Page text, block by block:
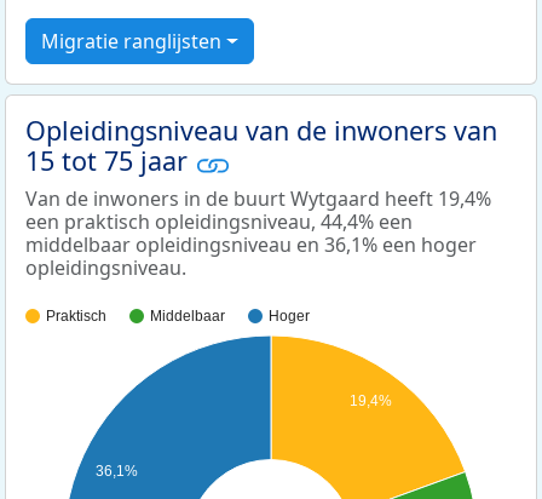
Migratie ranglijsten
Opleidingsniveau van de inwoners van
15 tot 75 jaar
Van de inwoners in de buurt Wytgaard heeft 19,4%
een praktisch opleidingsniveau, 44,4% een
middelbaar opleidingsniveau en 36,1% een hoger
opleidingsniveau.
Praktisch Middelbaar Hoger
19,4%
36,1%